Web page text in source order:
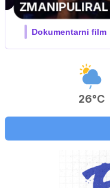
26°C